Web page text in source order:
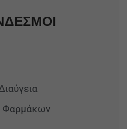
Φαρμάκων